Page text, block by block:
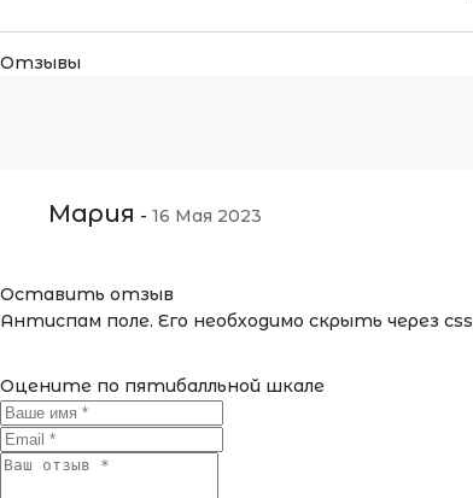
Отзывы
Мария - 16 Мая 2023
Оставить отзыв
Антиспам поле. Его необходимо скрыть через css
Оцените по пятибалльной шкале